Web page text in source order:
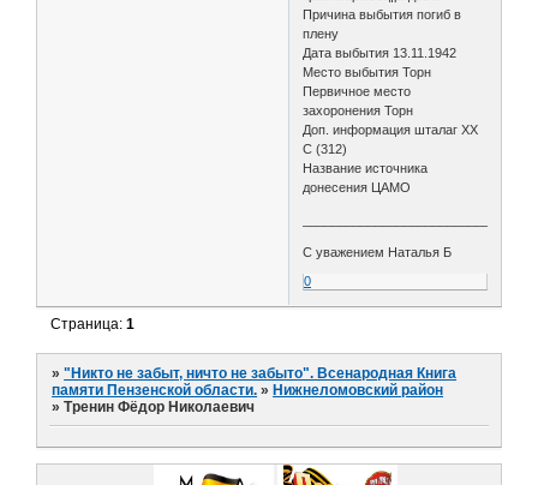
Причина выбытия погиб в
плену
Дата выбытия 13.11.1942
Место выбытия Торн
Первичное место
захоронения Торн
Доп. информация шталаг XX
C (312)
Название источника
донесения ЦАМО
С уважением Наталья Б
0
Страница:1
»"Никто не забыт, ничто не забыто". Всенародная Книга
памяти Пензенской области. » Нижнеломовский район
»Тренин Фёдор Николаевич